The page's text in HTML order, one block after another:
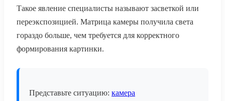
Такое явление специалисты называют засветкой или
переэкспозицией. Матрица камеры получила света
гораздо больше, чем требуется для корректного
формирования картинки.
Представьте ситуацию: камера